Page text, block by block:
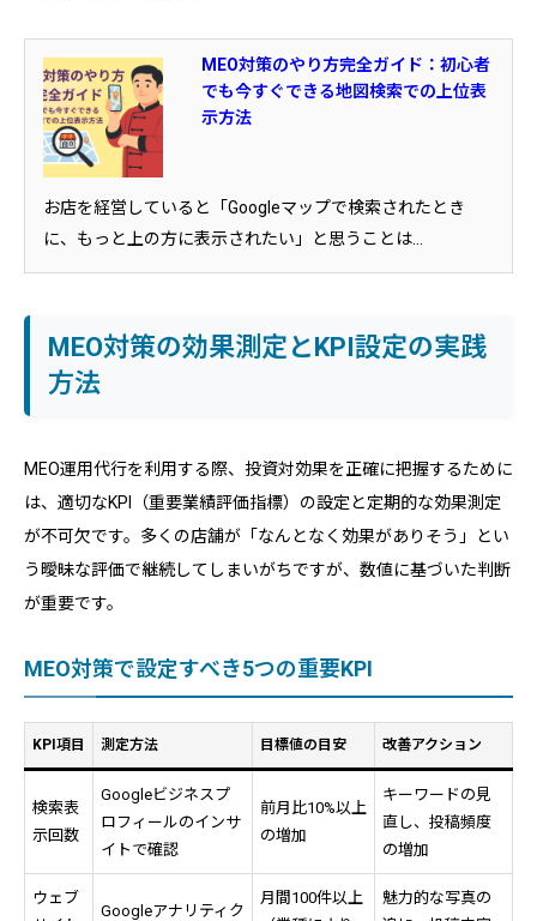
MEO対策のやり方完全ガイド：初心者
でも今すぐできる地図検索での上位表
示方法
お店を経営していると「Googleマップで検索されたとき
に、もっと上の方に表示されたい」と思うことは...
MEO対策の効果測定とKPI設定の実践
方法
MEO運用代行を利用する際、投資対効果を正確に把握するために
は、適切なKPI（重要業績評価指標）の設定と定期的な効果測定
が不可欠です。多くの店舗が「なんとなく効果がありそう」とい
う曖昧な評価で継続してしまいがちですが、数値に基づいた判断
が重要です。
MEO対策で設定すべき5つの重要KPI
KPI項目 測定方法 目標値の目安 改善アクション
検索表
示回数
Googleビジネスプ
ロフィールのインサ
イトで確認
前月比10%以上
の増加
キーワードの見
直し、投稿頻度
の増加
ウェブ
Googleアナリティク
月間100件以上
魅力的な写真の